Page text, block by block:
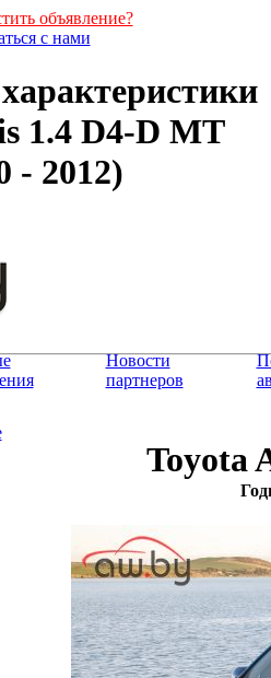
объявление?
с нами
1.4 D4-D MT
- 2012)
Новости
партнеров
Toyota